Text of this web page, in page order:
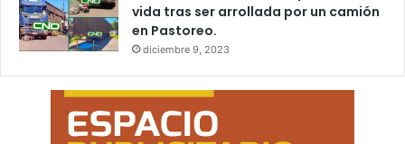
vida tras ser arrollada por un camión
en Pastoreo.
diciembre 9, 2023